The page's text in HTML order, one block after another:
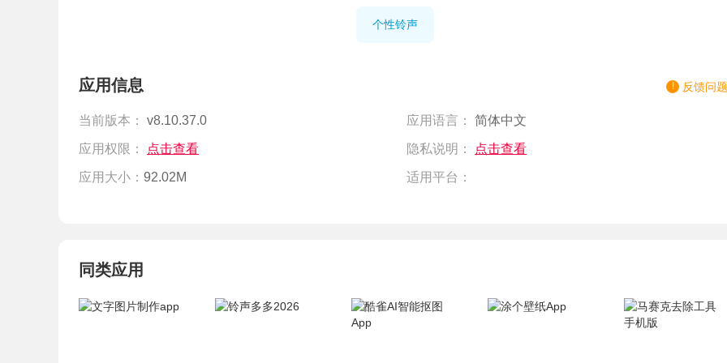
个性铃声
应用信息 反馈问题
当前版本： v8.10.37.0 应用语言： 简体中文
应用权限： 点击查看 隐私说明： 点击查看
应用大小： 92.02M 适用平台：
同类应用